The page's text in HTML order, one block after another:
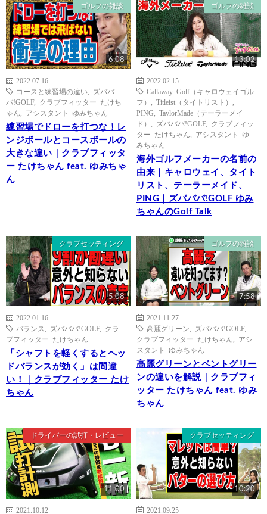
ゴルフの雑談
6:08
2022.07.16
コースと練習場の違い
ズババ
バ!GOLF, クラブフィッター たけち
ゃん
アシスタント ゆみちゃん
練習場でドローを打つな！レ
ンジボールとコースボールの
大きな違い｜クラブフィッタ
ー たけちゃん feat. ゆみちゃ
ん
ゴルフの雑談
13:02
2022.02.15
Callaway Golf（キャロウェイゴル
フ）
Titleist（タイトリスト）
PING
TaylorMade（テーラーメイ
ド）
ズバババ!GOLF, クラブフィッ
ター たけちゃん
アシスタント ゆ
みちゃん
海外ゴルフメーカーの名前の
由来｜キャロウェイ、タイト
リスト、テーラーメイド、
PING｜ズバババ!GOLF ゆみ
ちゃんのGolf Talk
クラブセッティング
5:08
2022.01.16
バランス
ズバババ!GOLF, クラ
ブフィッター たけちゃん
「シャフトを軽くするとヘッ
ドバランスが効く」は間違
い！｜クラブフィッター たけ
ちゃん
ゴルフの雑談
7:58
2021.11.27
高麗グリーン
ズバババ!GOLF,
クラブフィッター たけちゃん
アシ
スタント ゆみちゃん
高麗グリーンとベントグリー
ンの違いを解説｜クラブフィ
ッター たけちゃん feat. ゆみ
ちゃん
ドライバーの試打・レビュー
11:00
2021.10.12
クラブセッティング
10:20
2021.09.25